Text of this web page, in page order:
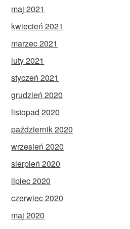
maj 2021
kwiecień 2021
marzec 2021
luty 2021
styczeń 2021
grudzień 2020
listopad 2020
październik 2020
wrzesień 2020
sierpień 2020
lipiec 2020
czerwiec 2020
maj 2020